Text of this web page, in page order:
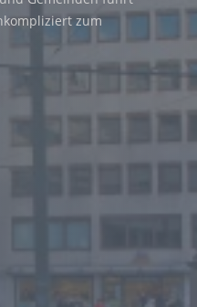
zum